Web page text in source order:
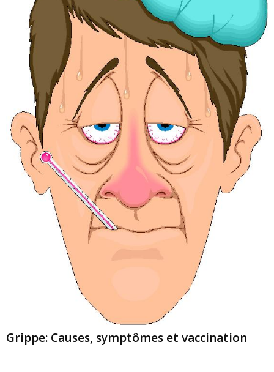
Grippe: Causes, symptômes et vaccination